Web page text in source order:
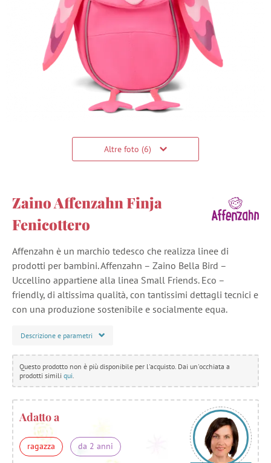
Altre foto (6)
Zaino Affenzahn Finja
Fenicottero
Affenzahn è un marchio tedesco che realizza linee di
prodotti per bambini. Affenzahn – Zaino Bella Bird –
Uccellino appartiene alla linea Small Friends. Eco –
friendly, di altissima qualità, con tantissimi dettagli tecnici e
con una produzione sostenibile e socialmente equa.
Descrizione e parametri
Questo prodotto non è più disponibile per l'acquisto. Dai un'occhiata a
prodotti simili qui
Adatto a
ragazza da 2 anni